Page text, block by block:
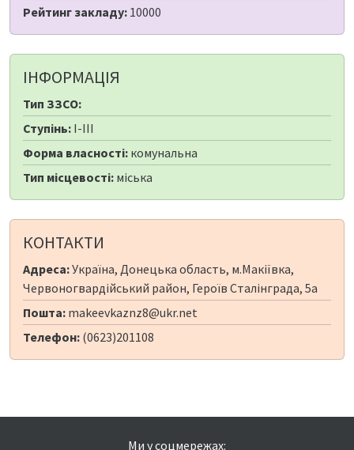
Рейтинг закладу: 10000
ІНФОРМАЦІЯ
Тип ЗЗСО:
Ступінь: I-III
Форма власності: комунальна
Тип місцевості: міська
КОНТАКТИ
Адреса:Україна, Донецька область, м.Макіївка,
Червоногвардійський район, Героїв Сталінграда, 5а
Пошта: makeevkaznz8@ukr.net
Телефон: (0623)201108
Ми у соцмережах: